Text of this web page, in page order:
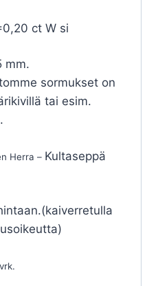
ct W si
mm.
sormukset on
tai esim.
Herra – Kultaseppä